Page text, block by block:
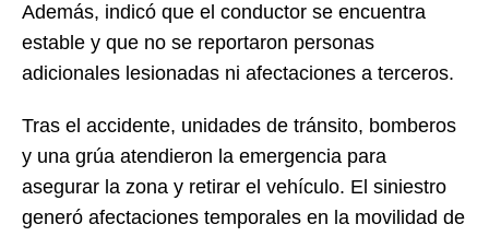
Además, indicó que el conductor se encuentra
estable y que no se reportaron personas
adicionales lesionadas ni afectaciones a terceros.
Tras el accidente, unidades de tránsito, bomberos
y una grúa atendieron la emergencia para
asegurar la zona y retirar el vehículo. El siniestro
generó afectaciones temporales en la movilidad de